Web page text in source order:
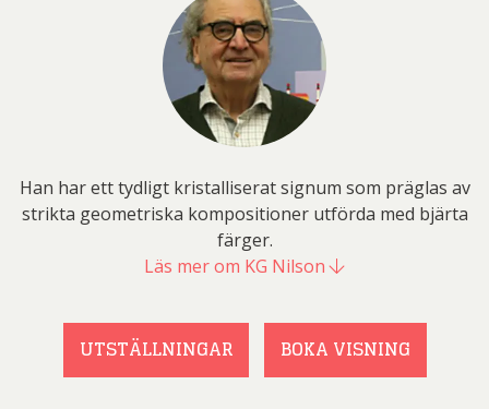
Han har ett tydligt kristalliserat signum som präglas av
strikta geometriska kompositioner utförda med bjärta
färger.
Läs mer om KG Nilson
UTSTÄLLNINGAR BOKA VISNING